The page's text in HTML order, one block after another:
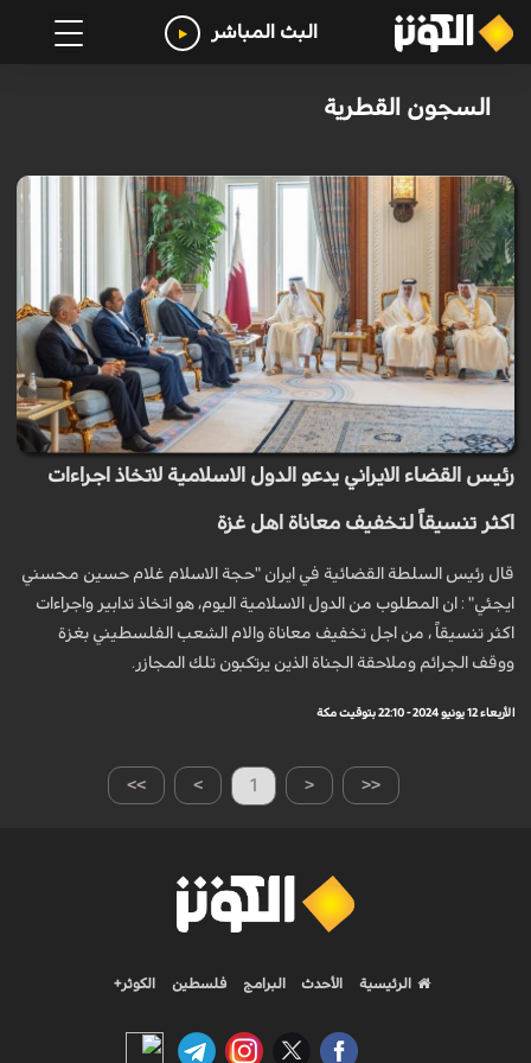
البث المباشر
السجون القطرية
رئيس القضاء الايراني يدعو الدول الاسلامية لاتخاذ اجراءات
اكثر تنسيقاً لتخفيف معاناة اهل غزة
قال رئيس السلطة القضائية في ايران "حجة الاسلام غلام حسين محسني
ايجئي" : ان المطلوب من الدول الاسلامية اليوم، هو اتخاذ تدابير واجراءات
اكثر تنسيقاً ، من اجل تخفيف معاناة والام الشعب الفلسطيني بغزة
ووقف الجرائم وملاحقة الجناة الذين يرتكبون تلك المجازر.
الأربعاء 12 يونيو 2024 - 22:10 بتوقيت مكة
>> > 1 < <<
الرئيسية الأحدث البرامج فلسطين الكوثر+